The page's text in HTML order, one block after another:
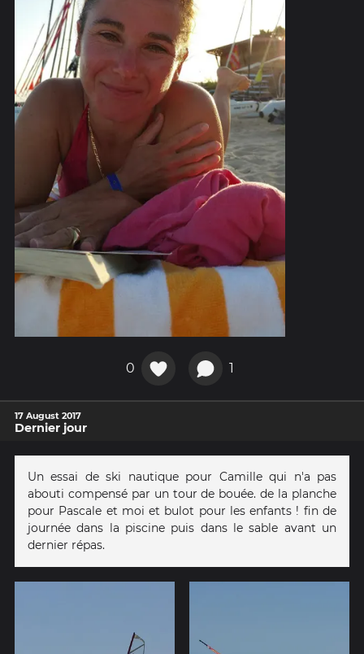
0 1
17 August 2017
Dernier jour
Un essai de ski nautique pour Camille qui n'a pas
abouti compensé par un tour de bouée. de la planche
pour Pascale et moi et bulot pour les enfants ! fin de
journée dans la piscine puis dans le sable avant un
dernier répas.